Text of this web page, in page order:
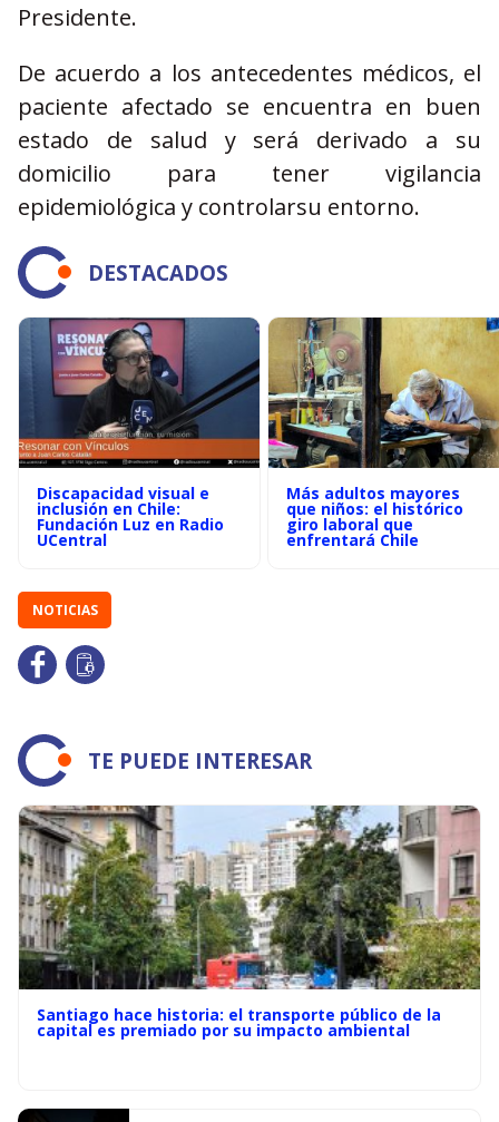
Presidente.
De acuerdo a los antecedentes médicos, el
paciente afectado se encuentra en buen
estado de salud y será derivado a su
domicilio para tener vigilancia
epidemiológica y controlarsu entorno.
DESTACADOS
Discapacidad visual e
inclusión en Chile:
Fundación Luz en Radio
UCentral
Más adultos mayores
que niños: el histórico
giro laboral que
enfrentará Chile
NOTICIAS
TE PUEDE INTERESAR
Santiago hace historia: el transporte público de la
capital es premiado por su impacto ambiental